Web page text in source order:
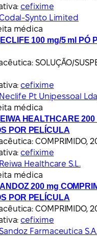
cefixime
Synto Limited
médica
100 mg/5 ml PÓ
SOLUÇÃO/
cefixime
Neclife Pt Unipessoal
médica
HEALTHCARE
POR PELÍCULA
COMPRIMIDO,
cefixime
Reiwa Healthcare S.L.
médica
200 mg
POR PELÍCULA
COMPRIMIDO,
cefixime
Farmaceutica S.A.